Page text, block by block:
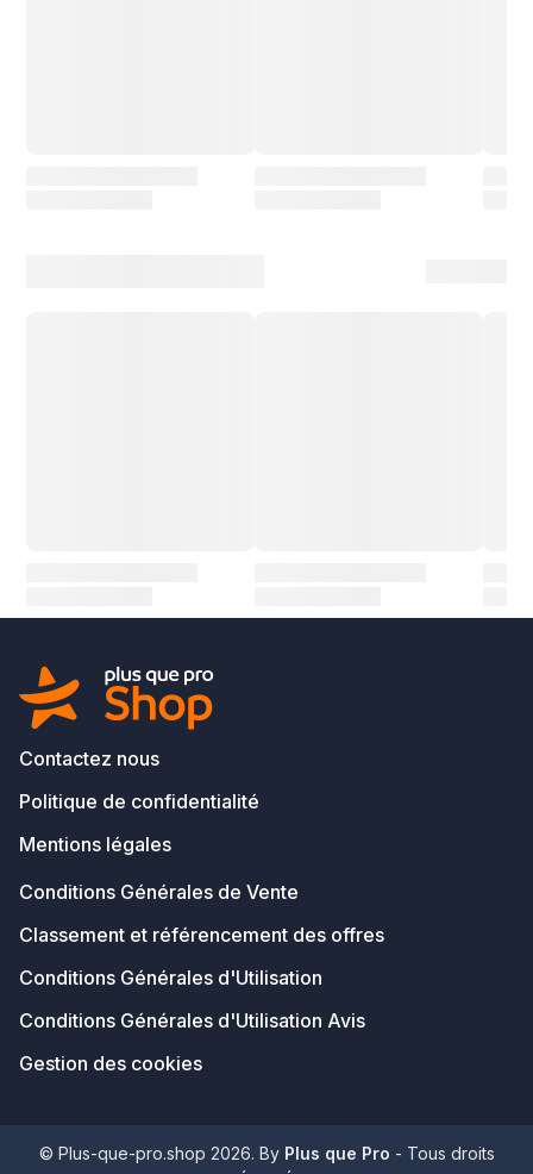
Contactez nous
Politique de confidentialité
Mentions légales
Conditions Générales de Vente
Classement et référencement des offres
Conditions Générales d'Utilisation
Conditions Générales d'Utilisation Avis
Gestion des cookies
© Plus-que-pro.shop 2026. By Plus que Pro - Tous droits